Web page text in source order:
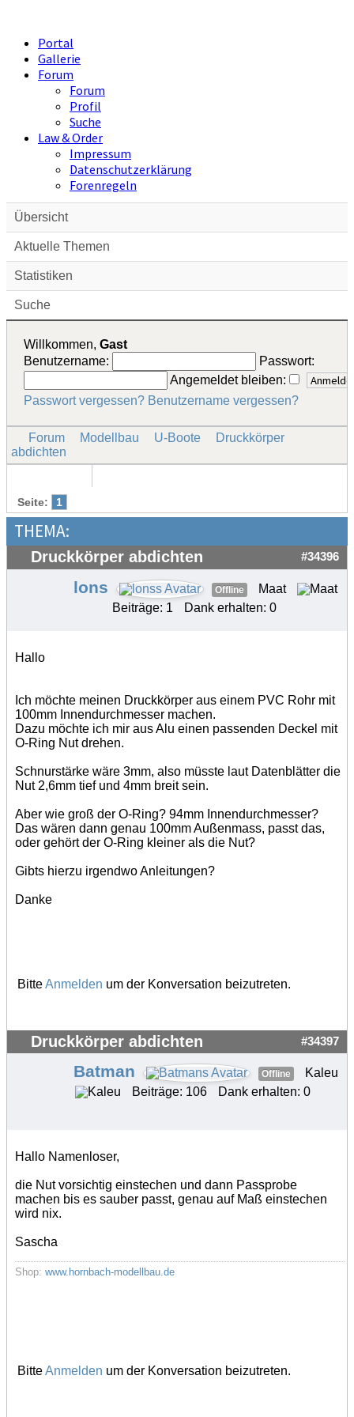
Portal
Gallerie
Forum
Forum
Profil
Suche
Law & Order
Impressum
Datenschutzerklärung
Forenregeln
Übersicht
Aktuelle Themen
Statistiken
Suche
Willkommen, Gast
Benutzername:
Passwort:
Angemeldet bleiben:
Passwort vergessen? Benutzername vergessen?
Forum Modellbau U-Boote
Druckkörper
abdichten
Seite: 1
THEMA:
Druckkörper abdichten #34396
lons Offline
Maat
Beiträge: 1
Dank erhalten: 0
Hallo
Ich möchte meinen Druckkörper aus einem PVC Rohr mit
100mm Innendurchmesser machen.
Dazu möchte ich mir aus Alu einen passenden Deckel mit
O-Ring Nut drehen.
Schnurstärke wäre 3mm, also müsste laut Datenblätter die
Nut 2,6mm tief und 4mm breit sein.
Aber wie groß der O-Ring? 94mm Innendurchmesser?
Das wären dann genau 100mm Außenmass, passt das,
oder gehört der O-Ring kleiner als die Nut?
Gibts hierzu irgendwo Anleitungen?
Danke
BitteAnmelden um der Konversation beizutreten.
Druckkörper abdichten #34397
Batman Offline
Kaleu
Beiträge: 106
Dank erhalten: 0
Hallo Namenloser,
die Nut vorsichtig einstechen und dann Passprobe
machen bis es sauber passt, genau auf Maß einstechen
wird nix.
Sascha
Shop: www.hornbach-modellbau.de
BitteAnmelden um der Konversation beizutreten.